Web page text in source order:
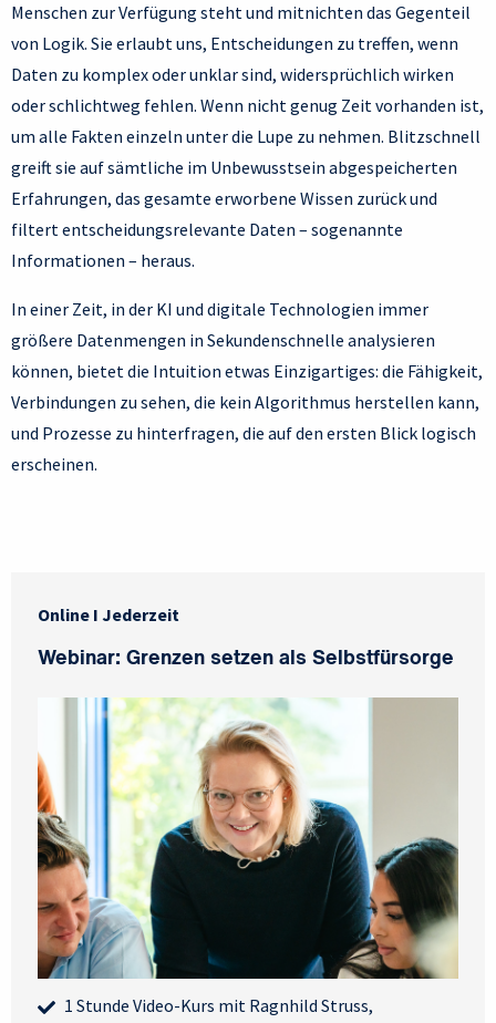
Menschen zur Verfügung steht und mitnichten das Gegenteil
von Logik. Sie erlaubt uns, Entscheidungen zu treffen, wenn
Daten zu komplex oder unklar sind, widersprüchlich wirken
oder schlichtweg fehlen. Wenn nicht genug Zeit vorhanden ist,
um alle Fakten einzeln unter die Lupe zu nehmen. Blitzschnell
greift sie auf sämtliche im Unbewusstsein abgespeicherten
Erfahrungen, das gesamte erworbene Wissen zurück und
filtert entscheidungsrelevante Daten – sogenannte
Informationen – heraus.
In einer Zeit, in der KI und digitale Technologien immer
größere Datenmengen in Sekundenschnelle analysieren
können, bietet die Intuition etwas Einzigartiges: die Fähigkeit,
Verbindungen zu sehen, die kein Algorithmus herstellen kann,
und Prozesse zu hinterfragen, die auf den ersten Blick logisch
erscheinen.
Online I Jederzeit
Webinar: Grenzen setzen als Selbstfürsorge
1 Stunde Video-Kurs mit Ragnhild Struss,